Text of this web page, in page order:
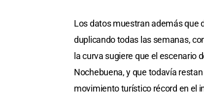
Los datos muestran además que
duplicando todas las semanas,
la curva sugiere que el escenario
Nochebuena, y que todavía
movimiento turístico récord en el